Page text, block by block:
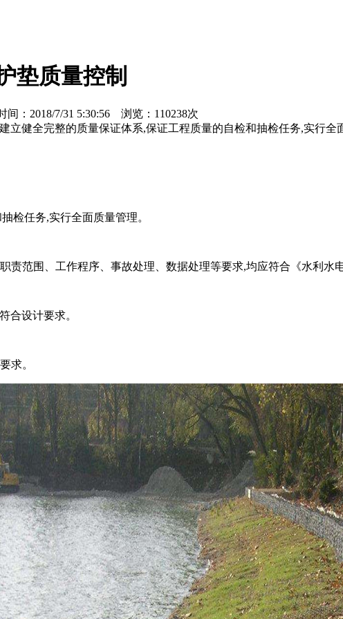
垫质量控制
：2018/7/31 5:30:56 浏览：110238次
立健全完整的质量保证体系,保证工程质量的自检和抽检任务,实行
检任务,实行全面质量管理。
责范围、工作程序、事故处理、数据处理等要求,均应符合 《水利水
合设计要求。
求。